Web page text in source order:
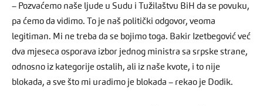
– Pozvaćemo naše ljude u Sudu i Tužilaštvu BiH da se povuku,
pa ćemo da vidimo. To je naš politički odgovor, veoma
legitiman. Mi ne treba da se bojimo toga. Bakir Izetbegović već
dva mjeseca osporava izbor jednog ministra sa srpske strane,
odnosno iz kategorije ostalih, ali iz naše kvote, i to nije
blokada, a sve što mi uradimo je blokada – rekao je Dodik.